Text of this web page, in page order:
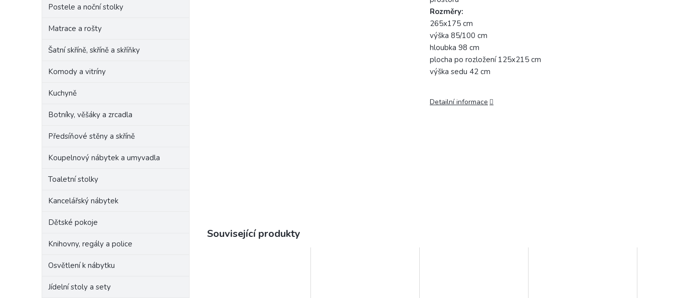
Postele a noční stolky
Matrace a rošty
Šatní skříně, skříně a skříňky
Komody a vitríny
Kuchyně
Botníky, věšáky a zrcadla
Předsíňové stěny a skříně
Koupelnový nábytek a umyvadla
Toaletní stolky
Kancelářský nábytek
Dětské pokoje
Knihovny, regály a police
Osvětlení k nábytku
Jídelní stoly a sety
Rozměry:
265x175 cm
výška 85/100 cm
hloubka 98 cm
plocha po rozložení 125x215 cm
výška sedu 42 cm
Detailní informace
Související produkty